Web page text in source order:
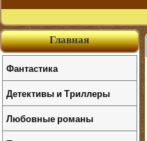
Главная
Фантастика
Детективы и Триллеры
Любовные романы